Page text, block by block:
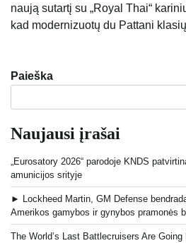
naują sutartį su „Royal Thai“
kad modernizuotų du Pattani
Paieška
Naujausi įrašai
„Eurosatory 2026“ parodoje KNDS
amunicijos srityje
► Lockheed Martin, GM Defense
Amerikos gamybos ir gynybos pramonės
The World’s Last Battlecruisers Are